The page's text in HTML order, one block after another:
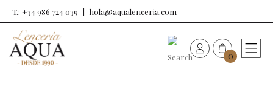
T.: +34 986 724 039 hola@aqualenceria.com
0